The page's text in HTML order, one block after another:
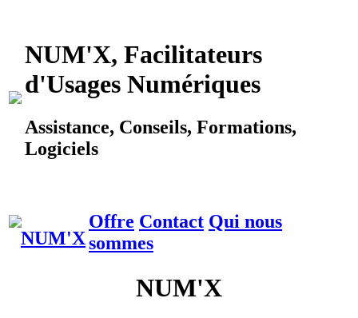
NUM'X, Facilitateurs
d'Usages Numériques
Assistance, Conseils, Formations,
Logiciels
Offre Contact Qui nous
sommes
NUM'X